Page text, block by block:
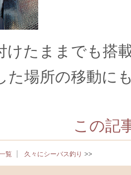
けたままでも搭
た場所の移動に
この記
覧 久々にシーバス釣り